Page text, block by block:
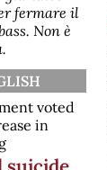
Safe
il doppio
che l'Italia
di usarli.
nuova
Mil€x, che
Nei giorni
fermare il
Non è
voted
in